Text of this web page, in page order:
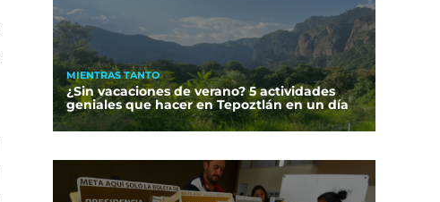
MIENTRAS TANTO
¿Sin vacaciones de verano? 5 actividades
geniales que hacer en Tepoztlán en un día